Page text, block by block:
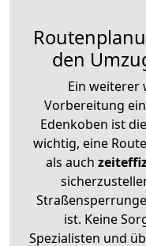
den
Ein weiterer
Vorbereitung
Edenkoben ist die
wichtig, eine
als auch
ist. Keine
Spezialisten und